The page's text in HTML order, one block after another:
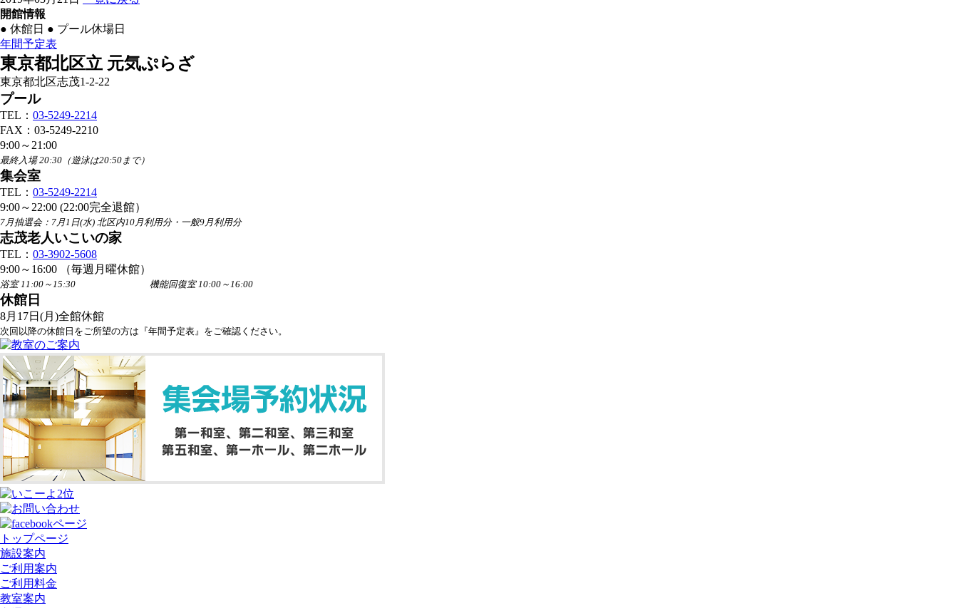
開館情報
● 休館日 ● プール休場日
年間予定表
東京都北区立 元気ぷらざ
東京都北区志茂1-2-22
プール
TEL： 03-5249-2214
FAX：03-5249-2210
9:00～21:00
最終入場 20:30（遊泳は20:50まで）
集会室
TEL： 03-5249-2214
9:00～22:00 (22:00完全退館）
7月抽選会：7月1日(水) 北区内10月利用分・一般9月利用分
志茂老人いこいの家
TEL： 03-3902-5608
9:00～16:00 （毎週月曜休館）
浴室 11:00～15:30 機能回復室 10:00～16:00
休館日
8月17日(月)全館休館
次回以降の休館日をご所望の方は『年間予定表』をご確認ください。
トップページ
施設案内
ご利用案内
ご利用料金
教室案内